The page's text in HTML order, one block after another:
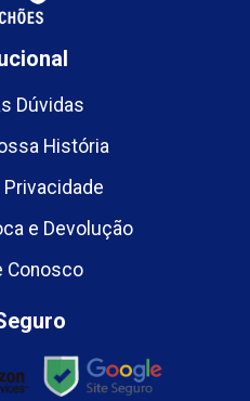
Dúvidas
História
e Devolução
Conosco